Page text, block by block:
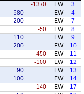
3
EW
-1370
4
EW
680
7
EW
200
8
EW
-50
9
EW
110
10
EW
200
11
EW
-450
12
EW
-100
13
EW
90
14
EW
100
17
EW
-140